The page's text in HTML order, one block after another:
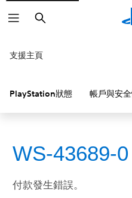
搜
尋
支援主頁
PlayStation狀態 帳戶與安
WS-43689-0
付款發生錯誤。